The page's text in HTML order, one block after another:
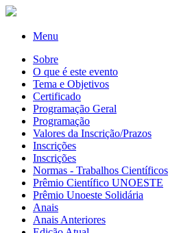
Menu
Sobre
O que é este evento
Tema e Objetivos
Certificado
Programação Geral
Programação
Valores da Inscrição/Prazos
Inscrições
Inscrições
Normas - Trabalhos Científicos
Prêmio Científico UNOESTE
Prêmio Unoeste Solidária
Anais
Anais Anteriores